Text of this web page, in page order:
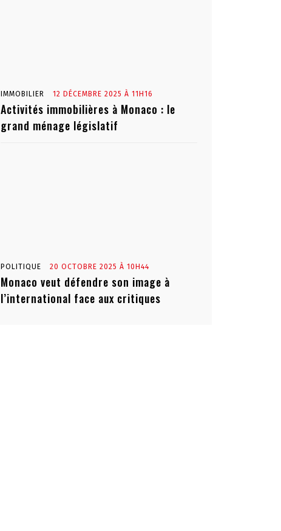
IMMOBILIER 12 DÉCEMBRE 2025 À 11H16
Activités immobilières à Monaco : le
grand ménage législatif
POLITIQUE 20 OCTOBRE 2025 À 10H44
Monaco veut défendre son image à
l’international face aux critiques